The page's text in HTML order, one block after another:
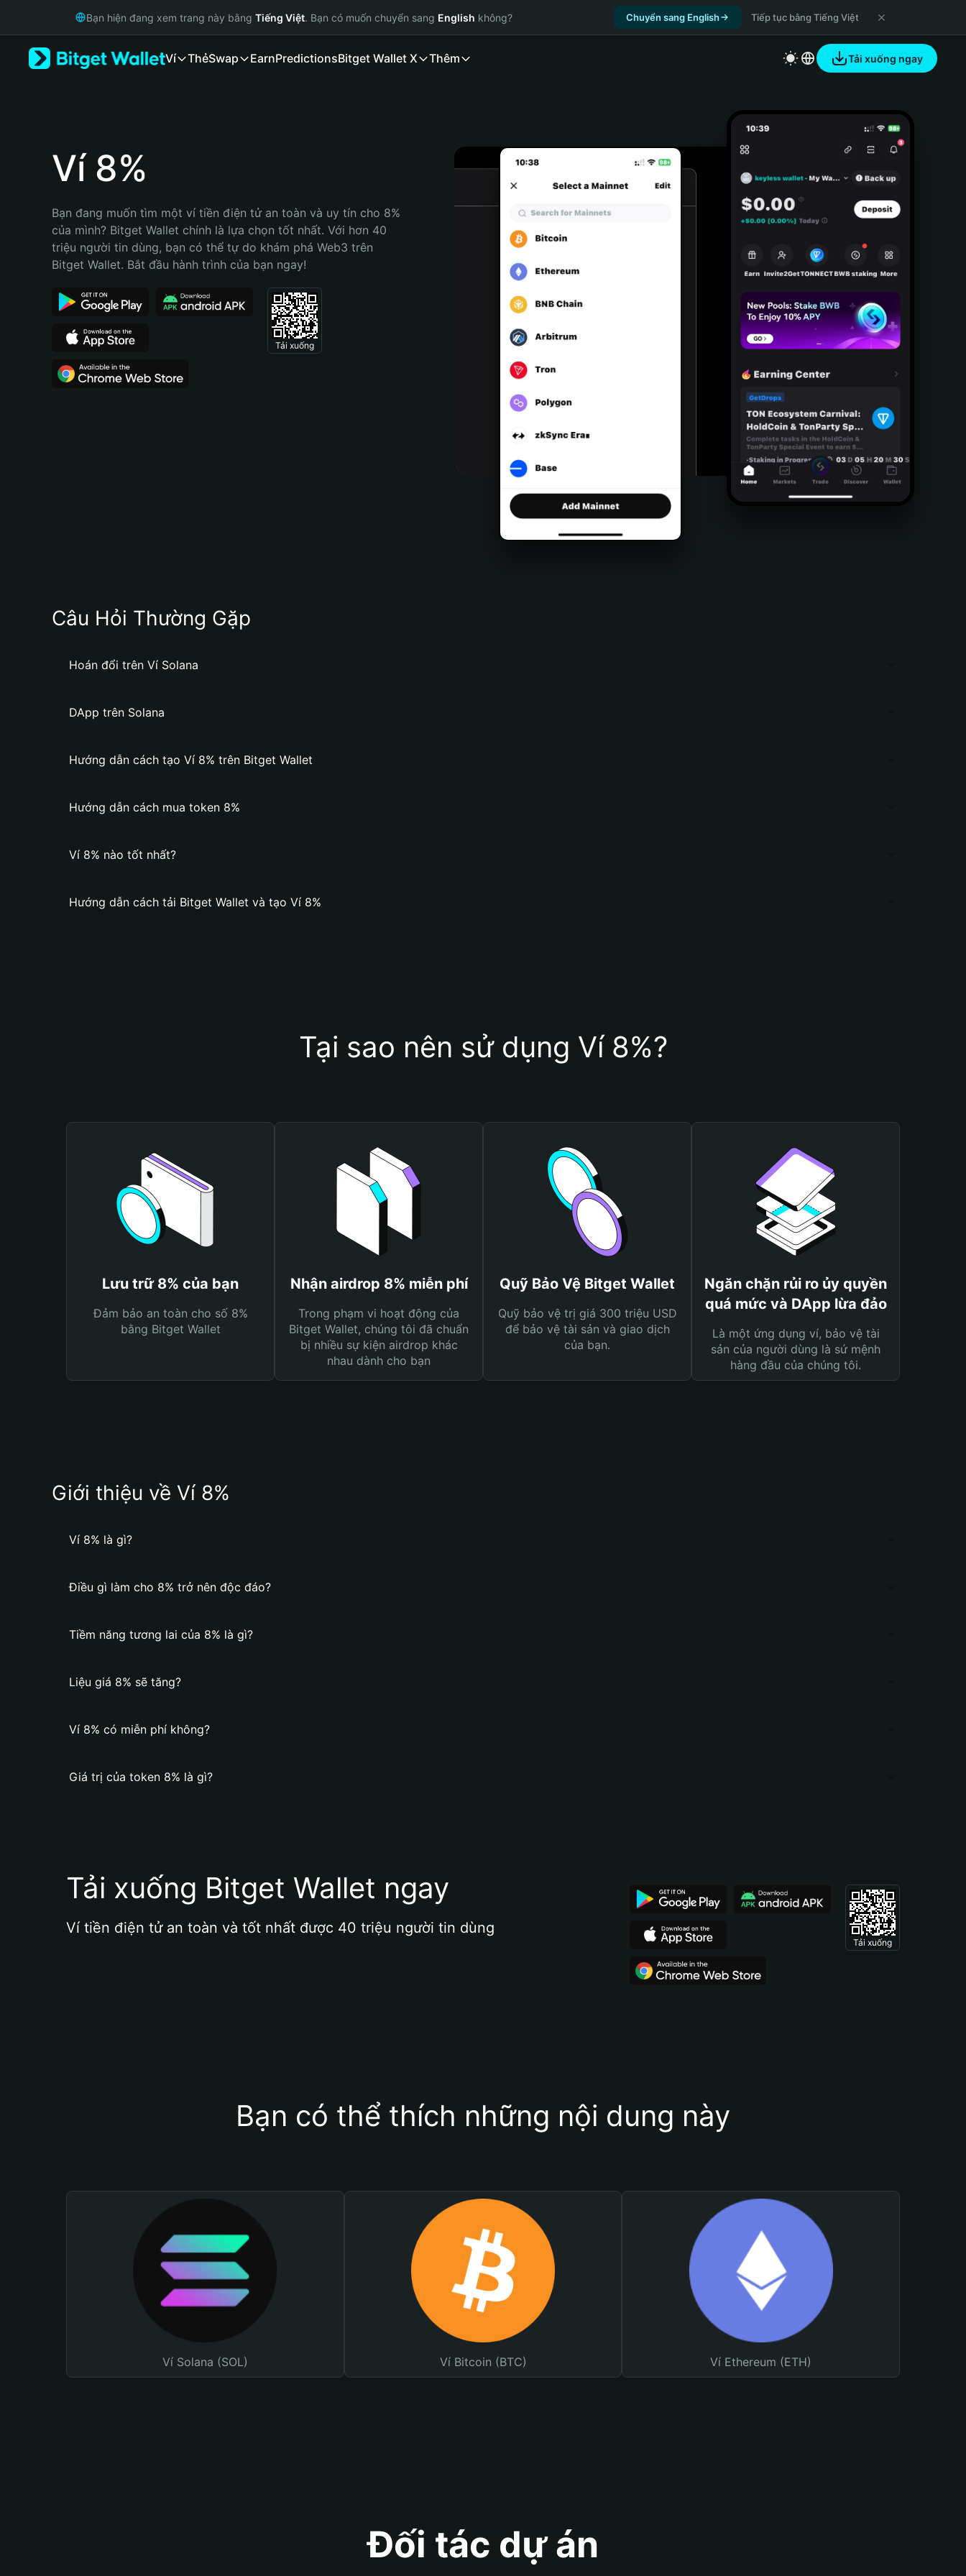
Русский
Bahasa Indonesia
Português (Brasil)
Bạn hiện đang xem trang này bằng Tiếng Việt. Bạn có muốn chuyển sang English không? Chuyển sang English Tiếp tục bằng Tiếng Việt
Ví ThẻSwap EarnPredictionsBitget Wallet X Thêm Tải xuống ngay
Ví 8%
Bạn đang muốn tìm một ví tiền điện tử an toàn và uy tín cho 8%
của mình? Bitget Wallet chính là lựa chọn tốt nhất. Với hơn 40
triệu người tin dùng, bạn có thể tự do khám phá Web3 trên
Bitget Wallet. Bắt đầu hành trình của bạn ngay!
Tải xuống
Câu Hỏi Thường Gặp
Hoán đổi trên Ví Solana
DApp trên Solana
Hướng dẫn cách tạo Ví 8% trên Bitget Wallet
Hướng dẫn cách mua token 8%
Ví 8% nào tốt nhất?
Hướng dẫn cách tải Bitget Wallet và tạo Ví 8%
Tại sao nên sử dụng Ví 8%?
Lưu trữ 8% của bạn
Đảm bảo an toàn cho số 8%
bằng Bitget Wallet
Nhận airdrop 8% miễn phí
Trong phạm vi hoạt động của
Bitget Wallet, chúng tôi đã chuẩn
bị nhiều sự kiện airdrop khác
nhau dành cho bạn
Quỹ Bảo Vệ Bitget Wallet
Quỹ bảo vệ trị giá 300 triệu USD
để bảo vệ tài sản và giao dịch
của bạn.
Ngăn chặn rủi ro ủy quyền
quá mức và DApp lừa đảo
Là một ứng dụng ví, bảo vệ tài
sản của người dùng là sứ mệnh
hàng đầu của chúng tôi.
Giới thiệu về Ví 8%
Ví 8% là gì?
Điều gì làm cho 8% trở nên độc đáo?
Tiềm năng tương lai của 8% là gì?
Liệu giá 8% sẽ tăng?
Ví 8% có miễn phí không?
Giá trị của token 8% là gì?
Tải xuống Bitget Wallet ngay
Ví tiền điện tử an toàn và tốt nhất được 40 triệu người tin dùng
Tải xuống
Bạn có thể thích những nội dung này
Ví Solana (SOL) Ví Bitcoin (BTC) Ví Ethereum (ETH)
Đối tác dự án